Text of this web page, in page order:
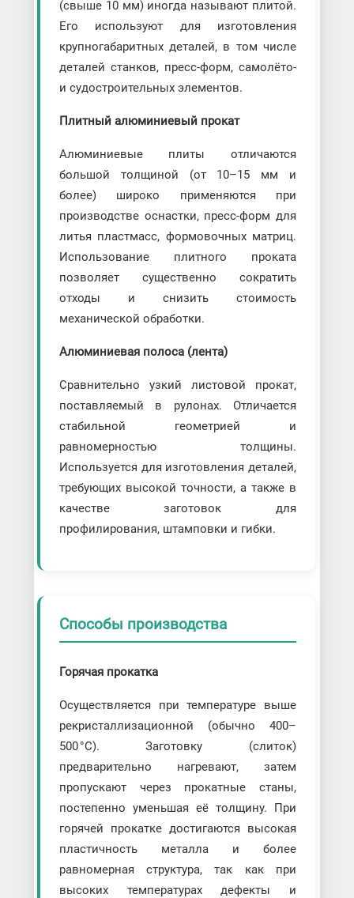
(свыше 10 мм) иногда называют плитой.
Его используют для изготовления
крупногабаритных деталей, в том числе
деталей станков, пресс-форм, самолёто-
и судостроительных элементов.
Плитный алюминиевый прокат
Алюминиевые плиты отличаются
большой толщиной (от 10–15 мм и
более) широко применяются при
производстве оснастки, пресс-форм для
литья пластмасс, формовочных матриц.
Использование плитного проката
позволяет существенно сократить
отходы и снизить стоимость
механической обработки.
Алюминиевая полоса (лента)
Сравнительно узкий листовой прокат,
поставляемый в рулонах. Отличается
стабильной геометрией и
равномерностью толщины.
Используется для изготовления деталей,
требующих высокой точности, а также в
качестве заготовок для
профилирования, штамповки и гибки.
Способы производства
Горячая прокатка
Осуществляется при температуре выше
рекристаллизационной (обычно 400–
500 °C). Заготовку (слиток)
предварительно нагревают, затем
пропускают через прокатные станы,
постепенно уменьшая её толщину. При
горячей прокатке достигаются высокая
пластичность металла и более
равномерная структура, так как при
высоких температурах дефекты и